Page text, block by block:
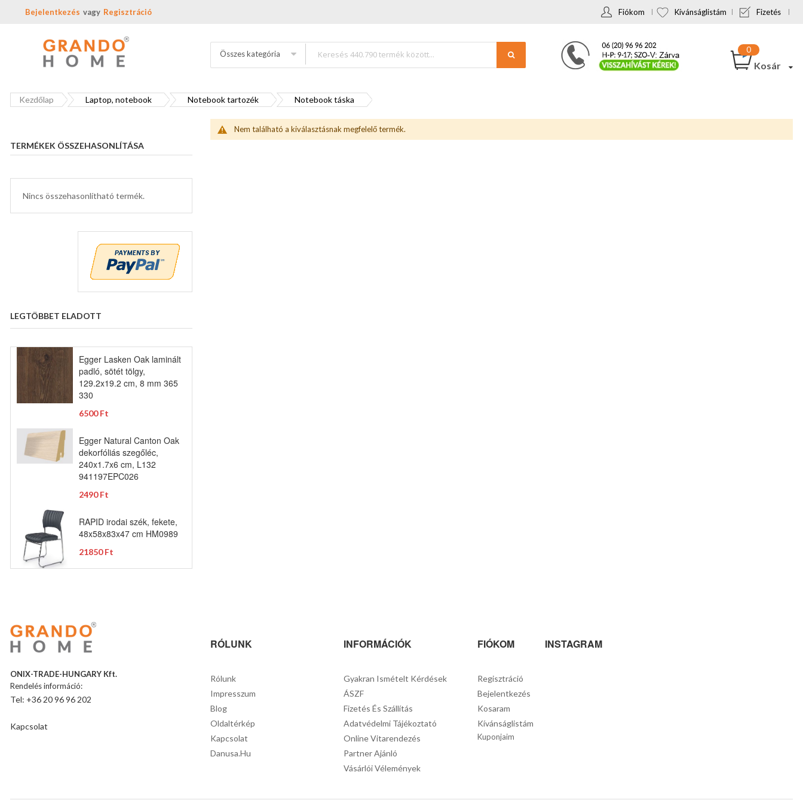
Bejelentkezés Regisztráció Fiókom Kívánságlistám Fizetés
Összes kategória
Kosár
Kezdőlap Laptop, notebook Notebook tartozék Notebook táska
Nem található a kiválasztásnak megfelelő termék.
TERMÉKEK ÖSSZEHASONLÍTÁSA
Nincs összehasonlítható termék.
LEGTÖBBET ELADOTT
Egger Lasken Oak laminált
padló, sötét tölgy,
129.2x19.2 cm, 8 mm 365
330
6500 Ft
Egger Natural Canton Oak
dekorfóliás szegőléc,
240x1.7x6 cm, L132
941197EPC026
2490 Ft
RAPID irodai szék, fekete,
48x58x83x47 cm HM0989
21850 Ft
ONIX-TRADE-HUNGARY Kft.
Rendelés információ:
Tel: +36 20 96 96 202
Kapcsolat
RÓLUNK
Rólunk
Impresszum
Blog
Oldaltérkép
Kapcsolat
Danusa.hu
INFORMÁCIÓK
Gyakran Ismételt Kérdések
ÁSZF
Fizetés És Szállítás
Adatvédelmi Tájékoztató
Online Vitarendezés
Partner Ajánló
Vásárlói Vélemények
FIÓKOM
Regisztráció
Bejelentkezés
Kosaram
Kívánságlistám
Kuponjaim
INSTAGRAM